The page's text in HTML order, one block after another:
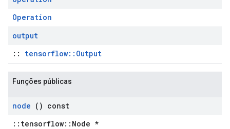
Operation
output
:: tensorflow::Output
Funções públicas
node () const
::tensorflow::Node *